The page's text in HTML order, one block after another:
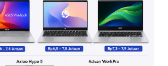
baru. Bukan lagi apakah AI akan
melainkan seberapa besar
manusia bekerja. Berbagai
mengintegrasikan AI ke dalam alur